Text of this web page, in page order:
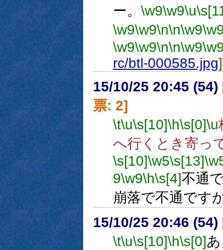
ー。 \w9\w9\u
\w9\w9\n\n\w9
\w9\w9\n\n\w9
rc/btl-000585.jpg]
15/10/25 20:45 (54)
票: 2]
\t\u\s[10]\h\s[0]\u
へ行くとき寄っ
\s[10]\w5\s[13]
9\w9\h\s[4]不通
崩落で不通です
15/10/25 20:46 (54)
\t\u\s[10]\h\s[0]